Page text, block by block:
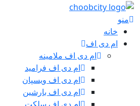
منو
خانه
ام دی اف
ام دی اف ملامینه
ام دی اف فرامید
ام دی اف ویسپان
ام دی اف بارشین